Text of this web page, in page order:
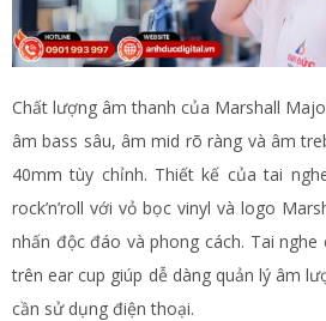
Chất lượng âm thanh của Marshall
âm bass sâu, âm mid rõ ràng và âm
40mm tùy chỉnh. Thiết kế của tai
rock’n’roll với vỏ bọc vinyl và logo
nhấn độc đáo và phong cách. Tai
trên ear cup giúp dễ dàng quản lý âm
cần sử dụng điện thoại​.